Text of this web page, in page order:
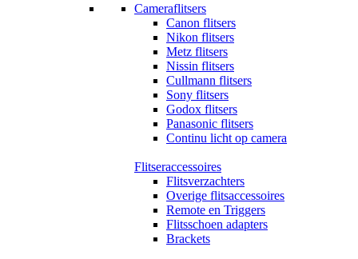
Cameraflitsers
Canon flitsers
Nikon flitsers
Metz flitsers
Nissin flitsers
Cullmann flitsers
Sony flitsers
Godox flitsers
Panasonic flitsers
Continu licht op camera
Flitseraccessoires
Flitsverzachters
Overige flitsaccessoires
Remote en Triggers
Flitsschoen adapters
Brackets